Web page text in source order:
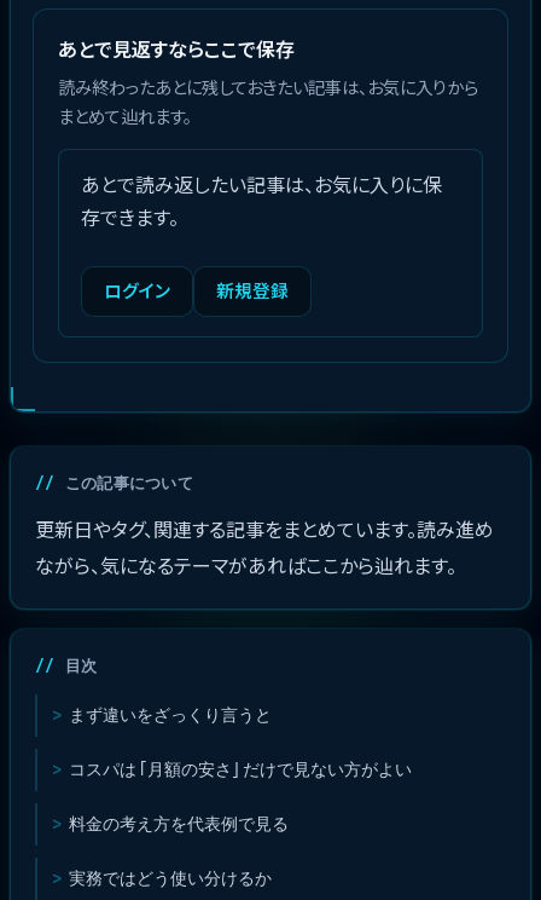
あとで見返すならここで保存
読み終わったあとに残しておきたい記事は、お気に入りから
まとめて辿れます。
あとで読み返したい記事は、お気に入りに保
存できます。
ログイン 新規登録
この記事について
更新日やタグ、関連する記事をまとめています。読み進め
ながら、気になるテーマがあればここから辿れます。
目次
まず違いをざっくり言うと
コスパは「月額の安さ」だけで見ない方がよい
料金の考え方を代表例で見る
実務ではどう使い分けるか